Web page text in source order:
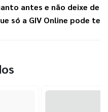
antes e não deixe de
só a GIV Online pode te